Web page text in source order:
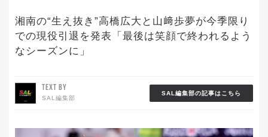
湘南の“生え抜き”高橋広大と山﨑歩夢が今季限り
での現役引退を発表「最後は笑顔で終われるよう
なシーズンに」
TEXT BY
SAL編集部
SAL編集部の記事はこちら